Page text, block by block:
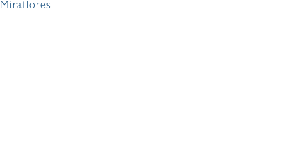
Miraflores